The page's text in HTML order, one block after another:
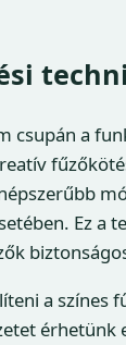
csupán a
Ez a
a színes